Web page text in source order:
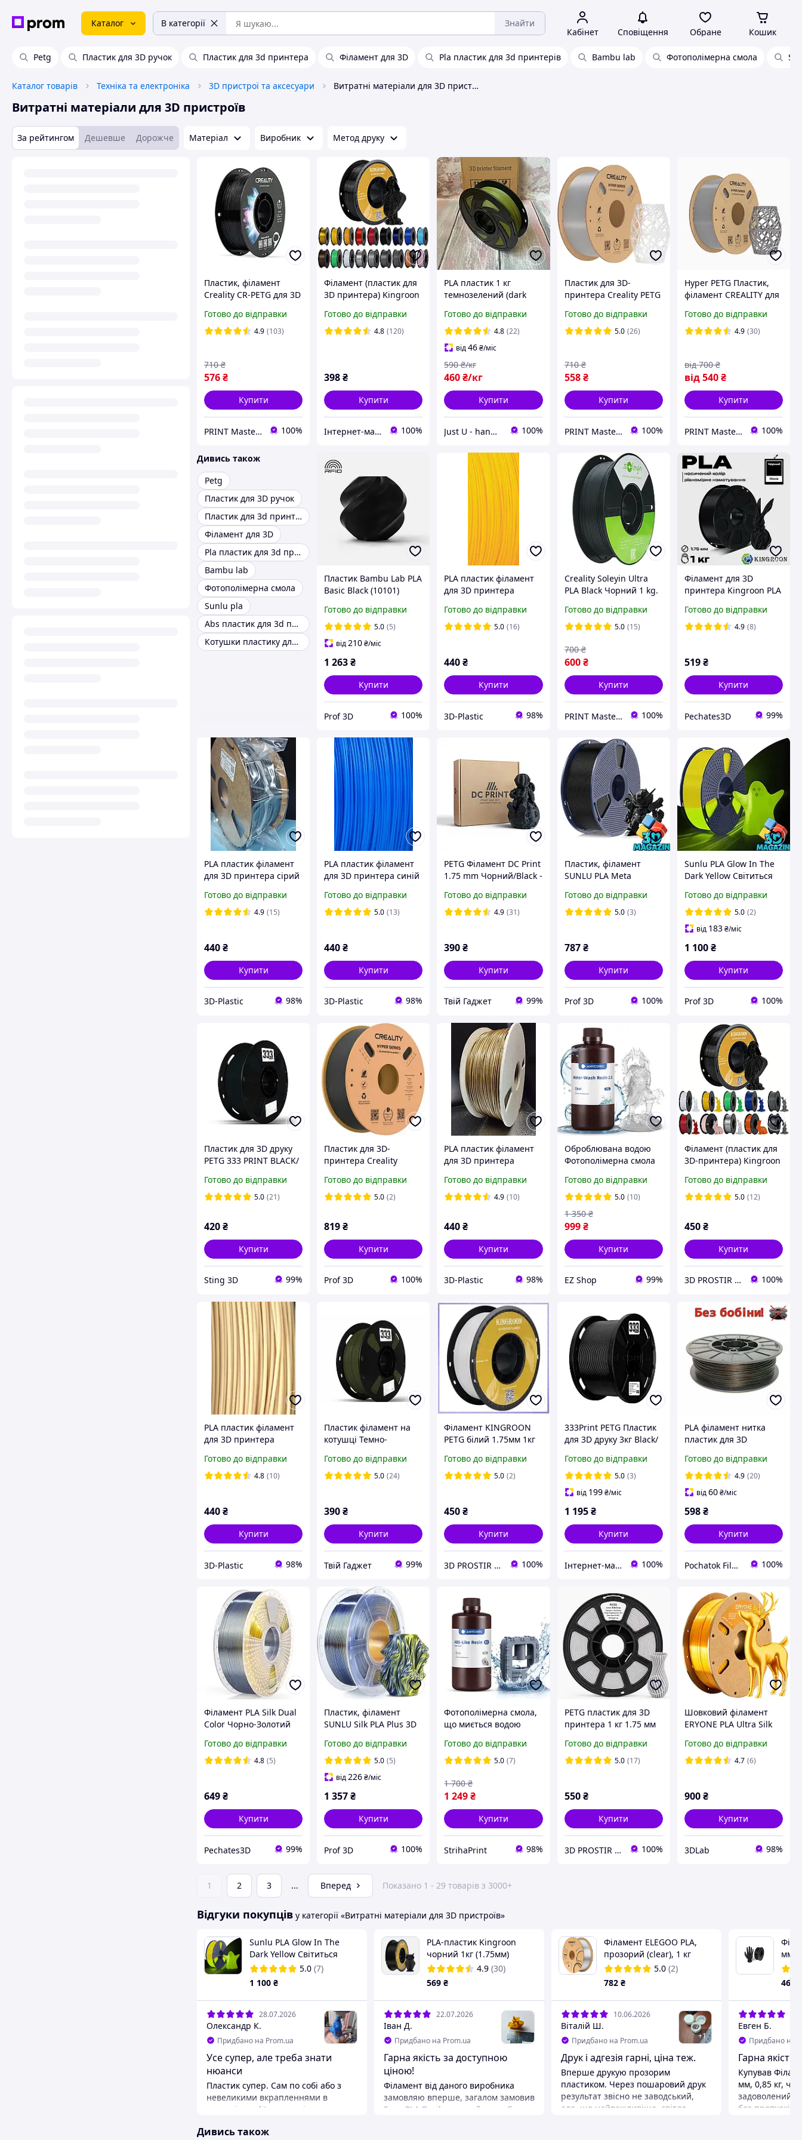
Каталог В категорії Знайти
Кабінет Сповіщення Обране Кошик
Petg Пластик для 3D ручок Пластик для 3d принтера Філамент для 3D Pla пластик для 3d принтерів Bambu lab Фотополімерна смола
Каталог товарів Техніка та електроніка 3D пристрої та аксесуари Витратні матеріали для 3D пристроїв
Витратні матеріали для 3D пристроїв
За рейтингом Дешевше Дорожче Матеріал Виробник Метод друку
Пластик, філамент
Creality CR-PETG для 3D
Чорний
Готово до відправки
4.9 (103)
576₴
710 ₴
Купити
PRINT Master - Магазин філаменту (пластику) для 3Д принтерів, оптичних систем зв'язку та спецтехніки 100%
Філамент (пластик для
3D принтера) Kingroon
кг NPETG087-ZX Чорний
Готово до відправки
4.8 (120)
398₴
Купити
Інтернет-магазин LuckyBird 100%
PLA пластик 1 кг
темнозелений (dark
1.75 мм, нитка для 3D
друку, принтера,
ручки. PLA філамент
Готово до відправки
4.8 (22)
від46₴/міс
460₴/кг
590 ₴/кг
Купити
Just U - handmade studio 100%
Пластик для 3D-
принтера Creality PETG
Transparent
(3301030042)
Готово до відправки
5.0 (26)
558 ₴
710 ₴
Купити
PRINT Master - Магазин філаменту (пластику) для 3Д принтерів, оптичних систем зв'язку та спецтехніки 100%
Hyper PETG Пластик,
філамент CREALITY для
1.75мм Сірий
Готово до відправки
4.9 (30)
від540₴
від 700 ₴
Купити
PRINT Master - Магазин філаменту (пластику) для 3Д принтерів, оптичних систем зв'язку та спецтехніки 100%
Дивись також
Petg
Пластик для 3D ручок
Пластик для 3d принтера
Філамент для 3D
Pla пластик для 3d принтерів
Bambu lab
Фотополімерна смола
Sunlu pla
Abs пластик для 3d принтера
Котушки пластику для 3D друку
Пластик Bambu Lab PLA
Basic Black (10101)
ЗD принтера з RFID
міткою. З котушкою.
Готово до відправки
5.0 (5)
від210₴/міс
1 263₴
Купити
Prof 3D 100%
PLA пластик філамент
для 3D принтера
Готово до відправки
5.0 (16)
440₴
Купити
3D-Plastic 98%
Creality Soleyin Ultra
PLA Black Чорний 1 kg.
Готово до відправки
5.0 (15)
600 ₴
700 ₴
Купити
PRINT Master - Магазин філаменту (пластику) для 3Д принтерів, оптичних систем зв'язку та спецтехніки 100%
Філамент для 3D
принтера Kingroon PLA
мм
Готово до відправки
4.9 (8)
519₴
Купити
Pechates3D 99%
PLA пластик філамент
для 3D принтера сірий
Готово до відправки
4.9 (15)
440₴
Купити
3D-Plastic 98%
PLA пластик філамент
для 3D принтера синій
Готово до відправки
5.0 (13)
440₴
Купити
3D-Plastic 98%
PETG Філамент DC Print
1.75 mm Чорний/Black -
Готово до відправки
4.9 (31)
390₴
Купити
Твій Гаджет 99%
Пластик, філамент
SUNLU PLA Meta
швидкісного 3D друку
1кг, 1.75мм
Готово до відправки
5.0 (3)
787 ₴
Купити
Prof 3D 100%
Sunlu PLA Glow In The
Dark Yellow Світиться
пластик/філамент для
3D-принтера 1.75 мм 1
кг
Готово до відправки
5.0 (2)
від 183₴/міс
1 100₴
Купити
Prof 3D 100%
Пластик для 3D друку
PETG 333 PRINT BLACK/
Готово до відправки
5.0 (21)
420₴
Купити
Sting 3D 99%
Пластик для 3D-
принтера Creality
Black (3301010343)
Готово до відправки
5.0 (2)
819₴
Купити
Prof 3D 100%
PLA пластик філамент
для 3D принтера
Готово до відправки
4.9 (10)
440₴
Купити
3D-Plastic 98%
Оброблювана водою
Фотополімерна смола
Resin 2.0
(Прозора/Clear)
Готово до відправки
5.0 (10)
999 ₴
1 350 ₴
Купити
EZ Shop 99%
Філамент (пластик для
3D-принтера) Kingroon
кг Black
Готово до відправки
5.0 (12)
450₴
Купити
3D PROSTIR | KINGROON 100%
PLA пластик філамент
для 3D принтера
Готово до відправки
4.8 (10)
440₴
Купити
3D-Plastic 98%
Пластик філамент на
котушці Темно-
333 PRINT пластик для
3д друку 1кг
Готово до відправки
5.0 (24)
390₴
Купити
Твій Гаджет 99%
Філамент KINGROON
PETG білий 1.75мм 1кг
матеріал для
моделювання
Готово до відправки
5.0 (2)
450₴
Купити
3D PROSTIR | KINGROON 100%
333Print PETG Пластик
для 3D друку 3кг Black/
Готово до відправки
5.0 (3)
від 199 ₴/міс
1 195 ₴
Купити
Інтернет-магазин LuckyBird 100%
PLA філамент нитка
пластик для 3D
Filament 1,75мм
Чорний мармур БЕЗ
БОБИНИ
Готово до відправки
4.9 (20)
від60₴/міс
598₴
Купити
Pochatok Filament, Витратні матеріали для 3D друку 100%
Філамент PLA Silk Dual
Color Чорно-Золотий
Пластик Black Gold 1кг
1.75 мм на котушці
Готово до відправки
4.8 (5)
649₴
Купити
Pechates3D 99%
Пластик, філамент
SUNLU Silk PLA Plus 3D
двокольорова шовкова
нитка PLA+ чорний +
золотий 1кг, 1.75мм
Готово до відправки
5.0 (5)
від226₴/міс
1 357₴
Купити
Prof 3D 100%
Фотополімерна смола,
що миється водою
V2 Water-Wash
(Сіра/Gray)
Готово до відправки
5.0 (7)
1 249₴
1 700 ₴
Купити
StrihaPrint 98%
PETG пластик для 3D
принтера 1 кг 1.75 мм
Готово до відправки
5.0 (17)
550 ₴
Купити
3D PROSTIR | KINGROON 100%
Шовковий філамент
ERYONE PLA Ultra Silk
друку 1 кг 1,75 мм
золотий
Готово до відправки
4.7 (6)
900₴
Купити
3DLab 98%
1 2 3 ... Вперед Показано 1 - 29 товарів з 3000+
Відгуки покупців у категорії «Витратні матеріали для 3D пристроїв»
Sunlu PLA Glow In The
Dark Yellow Світиться
(неоновий) жовтий
пластик/філамент для 3D-
5.0 (7)
1 100 ₴
28.07.2026
Олександр К.
Придбано на Prom.ua +1
Усе супер, але треба знати
нюанси
Пластик супер. Сам по собі або з
невеликими вкрапленнями в
системі ams lite друкує ідеально.
кольорового друку, то там щось не
PLA-пластик Kingroon
чорний 1кг (1.75мм)
4.9 (30)
569 ₴
22.07.2026
Іван Д.
Придбано на Prom.ua
Гарна якість за доступною
ціною!
Філамент від даного виробника
замовляю вперше, загалом замовив
5 уп. PLA Bacik, золотий сподобався
Філамент ELEGOO PLA,
прозорий (сlear), 1 кг
5.0 (2)
782 ₴
10.06.2026
Віталій Ш.
Придбано на Prom.ua +1
Друк і адгезія гарні, ціна теж.
Вперше друкую прозорим
пластиком. Через пошаровий друк
результат звісно не заводський,
але, що найважливіше, світло
мм,
460
Евген Б.
Придбано на
Гарна якість
Купував
мм, 0,85 кг,
задоволений.
без пропусків
Дивись також